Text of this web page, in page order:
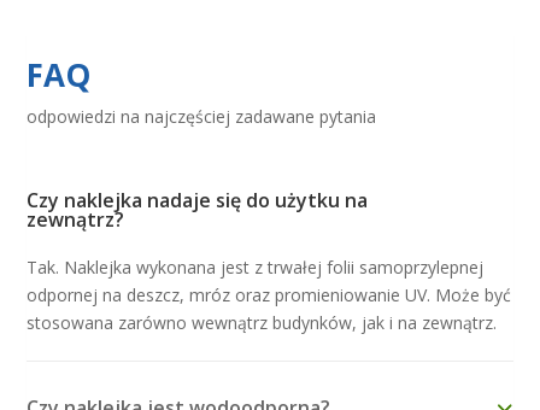
FAQ
odpowiedzi na najczęściej zadawane pytania
Czy naklejka nadaje się do użytku na
zewnątrz?
Tak. Naklejka wykonana jest z trwałej folii samoprzylepnej
odpornej na deszcz, mróz oraz promieniowanie UV. Może być
stosowana zarówno wewnątrz budynków, jak i na zewnątrz.